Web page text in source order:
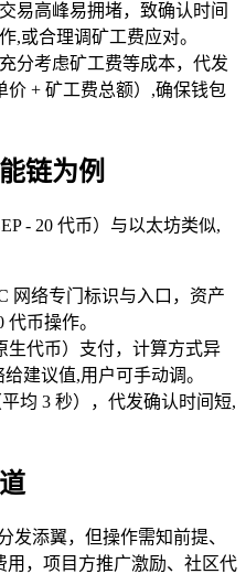
易高峰易拥堵，致确认时间
,或合理调矿工费应对。
分考虑矿工费等成本，代发
价 + 矿工费总额）,确保钱包
链为例
- 20 代币）与以太坊类似,
网络专门标识与入口，资产
代币操作。
生代币）支付，计算方式异
建议值,用户可手动调。
均 3 秒），代发确认时间短,
发添翼，但操作需知前提、
，项目方推广激励、社区代